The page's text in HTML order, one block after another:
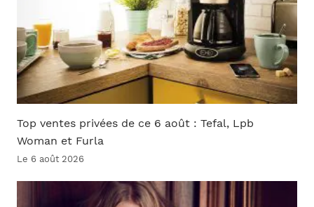
Top ventes privées de ce 6 août : Tefal, Lpb
Woman et Furla
Le 6 août 2026